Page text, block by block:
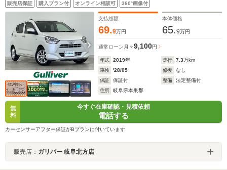
販売店保証 購入プラン付 オンライン相談可 360°画像付
支払総額
69.9万円
本体価格
65.9万円
通常ローン 月々9,100円
年式 2019年 走行 7.3万km
車検
'28/05 修復
なし
保証
保証付 整備
法定整備付
住所
岐阜県本巣郡
無
料
今すぐ在庫確認・見積依頼
電話する
カーセンサーアフター保証がBプランに付いています
販売店： ガリバー 岐阜北方店